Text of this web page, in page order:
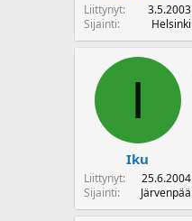
Liittynyt
3.5.2003
Sijainti
Helsinki
I
Iku
Liittynyt
25.6.2004
Sijainti
Järvenpää